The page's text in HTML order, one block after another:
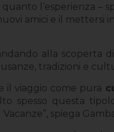
l’esperienza –
amici e il mettersi
andando alla scoperta
tradizioni e
il viaggio come pura
spesso questa
spiega